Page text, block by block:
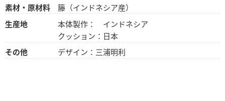
素材・原材料
籐（インドネシア産）
生産地
本体製作： インドネシア
クッション：日本
その他
デザイン：三浦明利